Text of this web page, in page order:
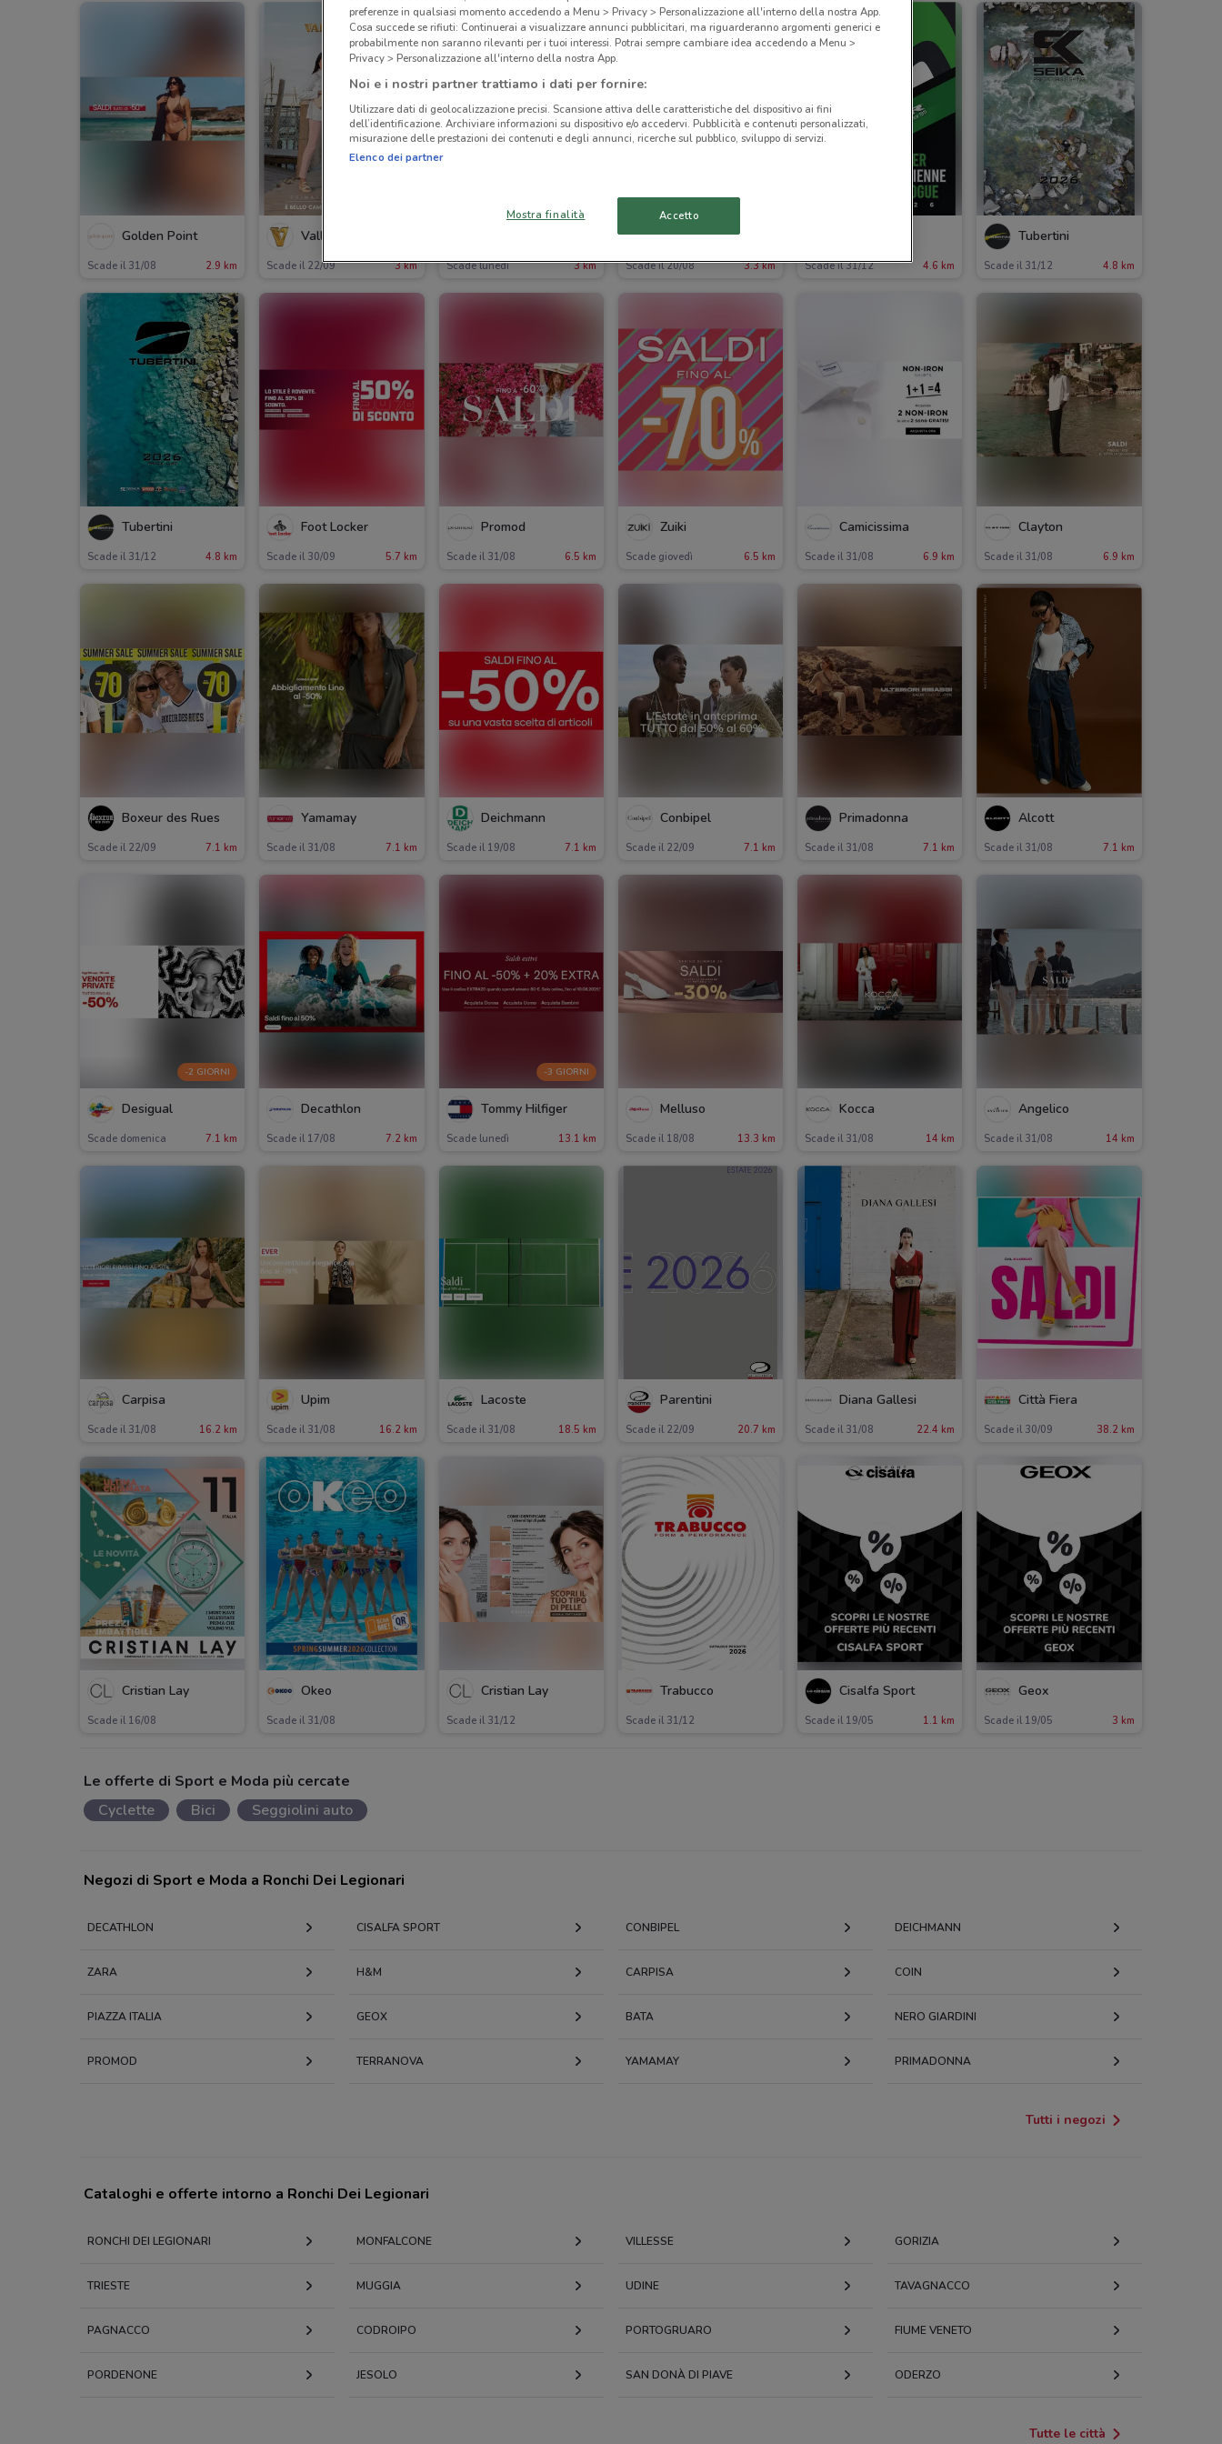
Golden Point
Scade il 31/08 2.9 km
Valleverde
Scade il 22/09 3 km Scade lunedì 3 km
NUOVO
Fiorella Rubino
Scade il 20/08 3.3 km Scade il 31/12 4.6 km
Tubertini
Scade il 31/12 4.8 km
Tubertini
Scade il 31/12 4.8 km
Foot Locker
Scade il 30/09 5.7 km
Promod
Scade il 31/08 6.5 km
Zuiki
Scade giovedì 6.5 km
Camicissima
Scade il 31/08 6.9 km
Clayton
Scade il 31/08 6.9 km
Boxeur des Rues
Scade il 22/09 7.1 km
Yamamay
Scade il 31/08 7.1 km
Deichmann
Scade il 19/08 7.1 km
Conbipel
Scade il 22/09 7.1 km
Primadonna
Scade il 31/08 7.1 km
Alcott
Scade il 31/08 7.1 km
-2 GIORNI
Desigual
Scade domenica 7.1 km
Decathlon
Scade il 17/08 7.2 km
-3 GIORNI
Tommy Hilfiger
Scade lunedì 13.1 km
Melluso
Scade il 18/08 13.3 km
Kocca
Scade il 31/08 14 km
Angelico
Scade il 31/08 14 km
Carpisa
Scade il 31/08 16.2 km
Upim
Scade il 31/08 16.2 km
Lacoste
Scade il 31/08 18.5 km
Parentini
Scade il 22/09 20.7 km
Diana Gallesi
Scade il 31/08 22.4 km
Città Fiera
Scade il 30/09 38.2 km
Cristian Lay
Scade il 16/08
Okeo
Scade il 31/08
Cristian Lay
Scade il 31/12
Trabucco
Scade il 31/12
Cisalfa Sport
Scade il 19/05 1.1 km
Geox
Scade il 19/05 3 km
Le offerte di Sport e Moda più cercate
Cyclette
Bici Seggiolini auto
Negozi di Sport e Moda a Ronchi Dei Legionari
DECATHLON CISALFA SPORT CONBIPEL DEICHMANN
ZARA H&M CARPISA COIN
PIAZZA ITALIA GEOX BATA NERO GIARDINI
PROMOD TERRANOVA YAMAMAY PRIMADONNA
Tutti i negozi
Cataloghi e offerte intorno a Ronchi Dei Legionari
RONCHI DEI LEGIONARI MONFALCONE VILLESSE GORIZIA
TRIESTE MUGGIA UDINE TAVAGNACCO
PAGNACCO CODROIPO PORTOGRUARO FIUME VENETO
PORDENONE JESOLO SAN DONÀ DI PIAVE ODERZO
Tutte le città
preferenze in qualsiasi momento accedendo a Menu > Privacy > Personalizzazione all'interno della nostra App.
Cosa succede se rifiuti: Continuerai a visualizzare annunci pubblicitari, ma riguarderanno argomenti generici e
probabilmente non saranno rilevanti per i tuoi interessi. Potrai sempre cambiare idea accedendo a Menu >
Privacy > Personalizzazione all'interno della nostra App.
Noi e i nostri partner trattiamo i dati per fornire:
Utilizzare dati di geolocalizzazione precisi. Scansione attiva delle caratteristiche del dispositivo ai fini
dell’identificazione. Archiviare informazioni su dispositivo e/o accedervi. Pubblicità e contenuti personalizzati,
misurazione delle prestazioni dei contenuti e degli annunci, ricerche sul pubblico, sviluppo di servizi.
Elenco dei partner
Mostra finalità Accetto